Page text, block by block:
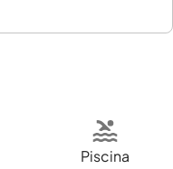
Piscina